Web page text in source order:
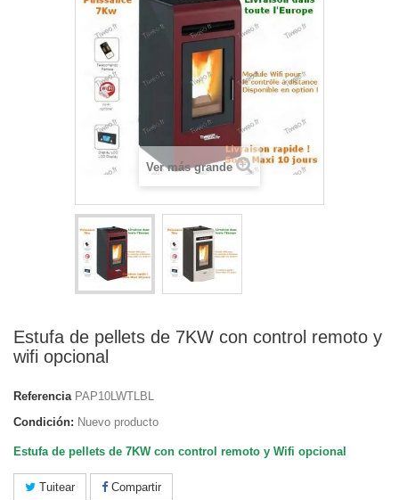
Ver más grande
Estufa de pellets de 7KW con control remoto y
wifi opcional
Referencia PAP10LWTLBL
Condición: Nuevo producto
Estufa de pellets de 7KW con control remoto y Wifi opcional
Tuitear Compartir